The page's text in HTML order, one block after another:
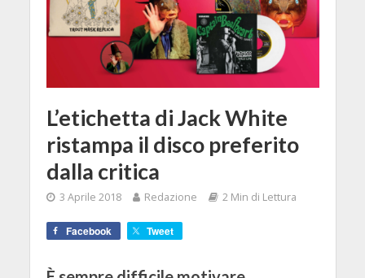
L’etichetta di Jack White
ristampa il disco preferito
dalla critica
3 Aprile 2018 Redazione 2 Min di Lettura
Facebook Tweet